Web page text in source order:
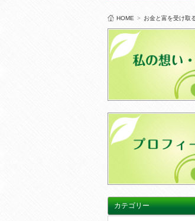
HOME > お金と富を受け取
カテゴリー